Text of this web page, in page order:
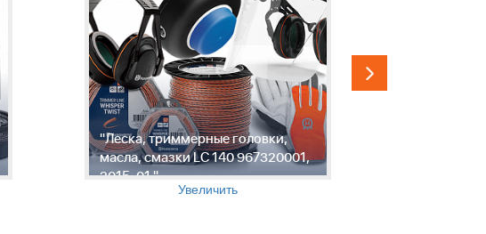
"Леска, триммерные головки,
масла, смазки LC 140 967320001,
2015-01 "
Увеличить